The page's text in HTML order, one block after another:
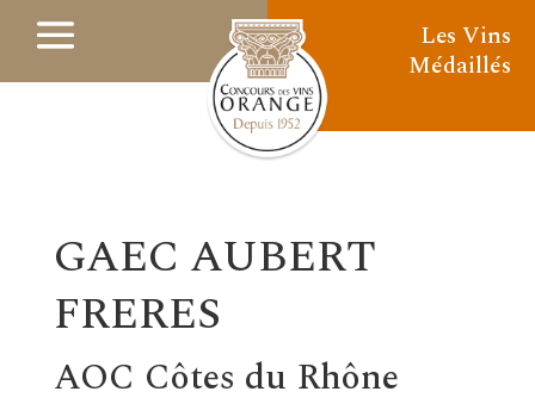
Les Vins
Médaillés
GAEC AUBERT
FRERES
AOC Côtes du Rhône